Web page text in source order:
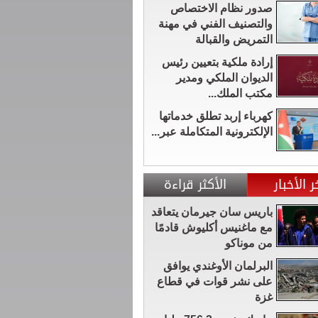
صدور نظام الاختصاص
والتصنيف الفني في مهنة
التمريض والقبالة
إرادة ملكية بتعيين رئيس
الديوان الملكي ومدير
مكتب الملك...
كهرباء إربد تطلق خدماتها
الإلكترونية المتكاملة عبر...
الأخبار الأكثر قراءة
باريس سان جيرمان يتعاقد
مع ماغنيس أكليوش قادمًا
من موناكو
البرلمان الأوغندي يوافق
على نشر قوات في قطاع
غزة